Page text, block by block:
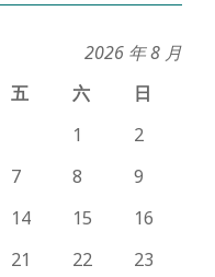
2026 年 8 月
五 六
日
1
2
7 8
9
14 15
16
21 22 23